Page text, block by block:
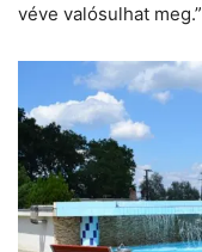
véve valósulhat meg.”